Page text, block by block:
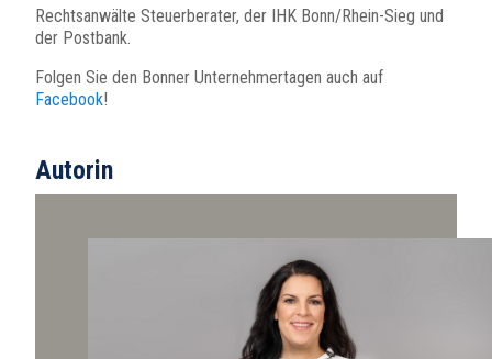
Rechtsanwälte Steuerberater, der IHK Bonn/Rhein-Sieg und
der Postbank.
Folgen Sie den Bonner Unternehmertagen auch auf
Facebook!
Autorin